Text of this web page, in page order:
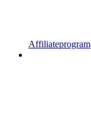
Affiliateprogram